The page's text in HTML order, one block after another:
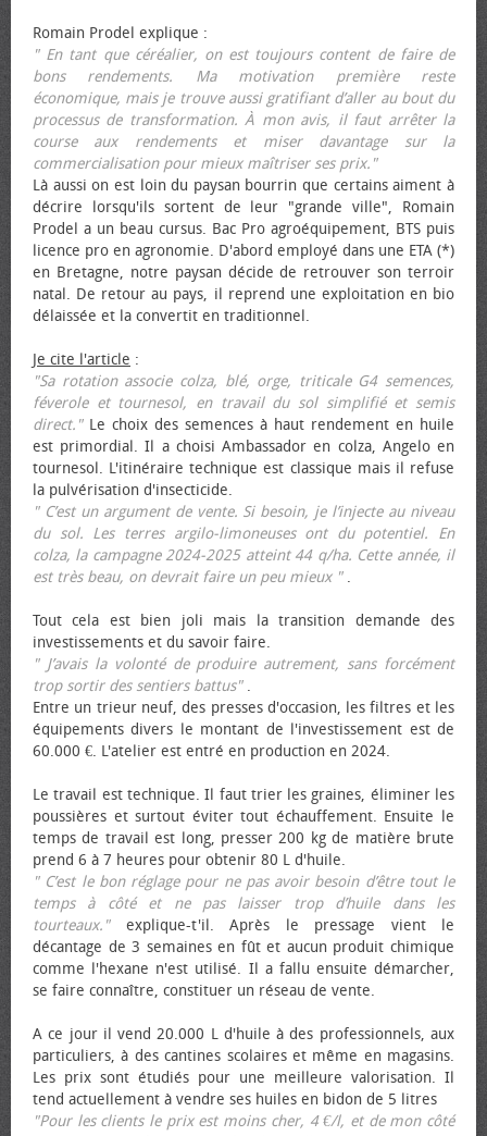
Romain Prodel explique :
" En tant que céréalier, on est toujours content de faire de
bons rendements. Ma motivation première reste
économique, mais je trouve aussi gratifiant d’aller au bout du
processus de transformation. À mon avis, il faut arrêter la
course aux rendements et miser davantage sur la
commercialisation pour mieux maîtriser ses prix."
Là aussi on est loin du paysan bourrin que certains aiment à
décrire lorsqu'ils sortent de leur "grande ville", Romain
Prodel a un beau cursus. Bac Pro agroéquipement, BTS puis
licence pro en agronomie. D'abord employé dans une ETA (*)
en Bretagne, notre paysan décide de retrouver son terroir
natal. De retour au pays, il reprend une exploitation en bio
délaissée et la convertit en traditionnel.
Je cite l'article :
"Sa rotation associe colza, blé, orge, triticale G4 semences,
féverole et tournesol, en travail du sol simplifié et semis
direct."Le choix des semences à haut rendement en huile
est primordial. Il a choisi Ambassador en colza, Angelo en
tournesol. L'itinéraire technique est classique mais il refuse
la pulvérisation d'insecticide.
" C’est un argument de vente. Si besoin, je l’injecte au niveau
du sol. Les terres argilo-limoneuses ont du potentiel. En
colza, la campagne 2024-2025 atteint 44 q/ha. Cette année, il
est très beau, on devrait faire un peu mieux ".
Tout cela est bien joli mais la transition demande des
investissements et du savoir faire.
" J’avais la volonté de produire autrement, sans forcément
trop sortir des sentiers battus".
Entre un trieur neuf, des presses d'occasion, les filtres et les
équipements divers le montant de l'investissement est de
60.000 €. L'atelier est entré en production en 2024.
Le travail est technique. Il faut trier les graines, éliminer les
poussières et surtout éviter tout échauffement. Ensuite le
temps de travail est long, presser 200 kg de matière brute
prend 6 à 7 heures pour obtenir 80 L d'huile.
" C’est le bon réglage pour ne pas avoir besoin d’être tout le
temps à côté et ne pas laisser trop d’huile dans les
tourteaux."explique-t'il. Après le pressage vient le
décantage de 3 semaines en fût et aucun produit chimique
comme l'hexane n'est utilisé. Il a fallu ensuite démarcher,
se faire connaître, constituer un réseau de vente.
A ce jour il vend 20.000 L d'huile à des professionnels, aux
particuliers, à des cantines scolaires et même en magasins.
Les prix sont étudiés pour une meilleure valorisation. Il
tend actuellement à vendre ses huiles en bidon de 5 litres
"Pour les clients le prix est moins cher, 4 €/l, et de mon côté